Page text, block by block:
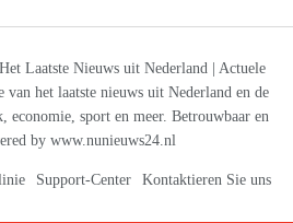
Laatste Nieuws uit Nederland | Actuele
het laatste nieuws uit Nederland en de
sport en meer. Betrouwbaar en
by www.nunieuws24.nl
Support-Center Kontaktieren Sie uns